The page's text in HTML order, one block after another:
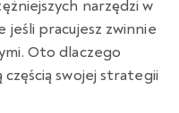
narzędzi w
jeśli pracujesz zwinnie
Oto dlaczego
swojej strategii